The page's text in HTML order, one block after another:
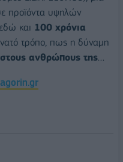
προϊόντα υψηλών
και 100 χρόνια
τρόπο, πως η δύναμη
ανθρώπους της…